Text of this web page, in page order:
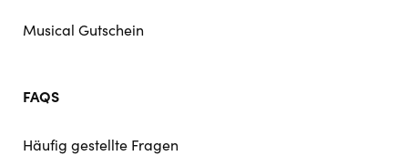
Musical Gutschein
FAQS
Häufig gestellte Fragen